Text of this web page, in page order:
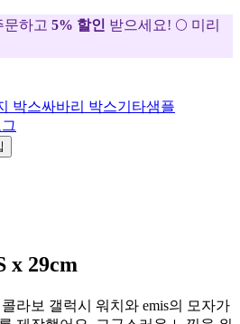
문하고 5% 할인 받으세요! 🌕 미리
박스싸바리 박스기타샘플
x 29cm
라보 갤럭시 워치와 emis의 모자가